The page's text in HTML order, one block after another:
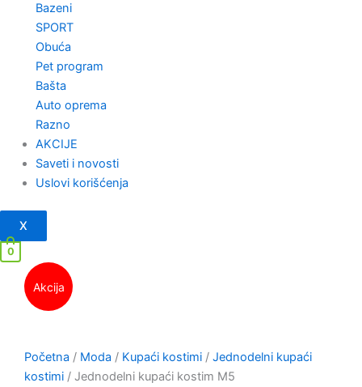
Bazeni
SPORT
Obuća
Pet program
Bašta
Auto oprema
Razno
AKCIJE
Saveti i novosti
Uslovi korišćenja
X
0
Akcija
Početna / Moda / Kupaći kostimi / Jednodelni kupaći
kostimi / Jednodelni kupaći kostim M5